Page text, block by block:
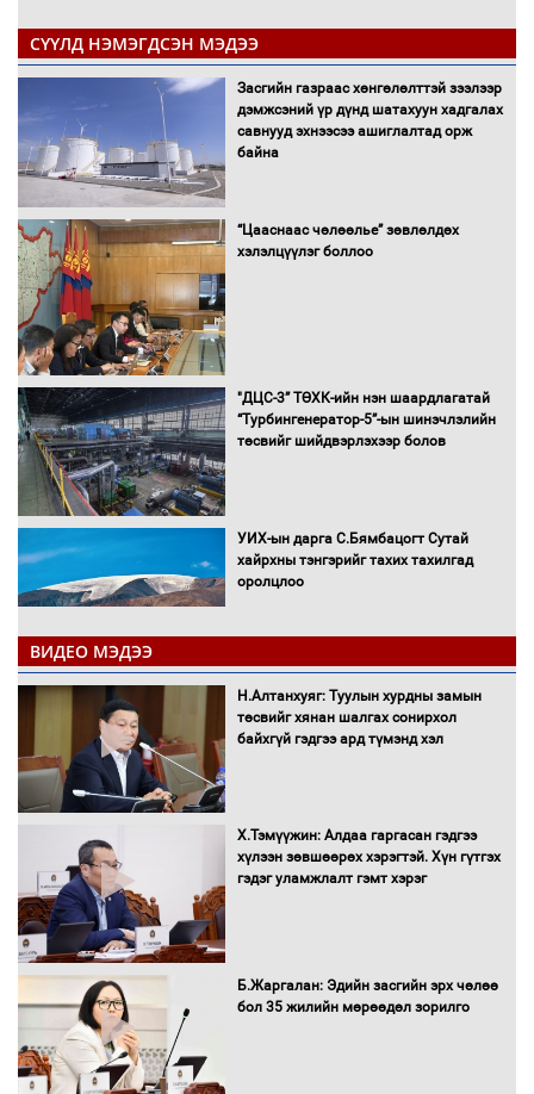
СҮҮЛД НЭМЭГДСЭН МЭДЭЭ
Засгийн газраас хөнгөлөлттэй зээлээр
дэмжсэний үр дүнд шатахуун хадгалах
савнууд эхнээсээ ашиглалтад орж
байна
“Цааснаас чөлөөлье” зөвлөлдөх
хэлэлцүүлэг боллоо
"ДЦС-3” ТӨХК-ийн нэн шаардлагатай
“Турбингенератор-5”-ын шинэчлэлийн
төсвийг шийдвэрлэхээр болов
УИХ-ын дарга С.Бямбацогт Сутай
хайрхны тэнгэрийг тахих тахилгад
оролцлоо
С.Амарсайхан: Иргэдийг хохироосон
ААН-ийн нуугтмал хөрөнгийг
битүүмжлэнэ
Н.Номтойбаяр: Аймгуудад тулгамдаж
буй асуудлуудыг Засгийн газрын
хуралдаанд танилцуулж,
эрэгтэйчүүдийн волейболын тэмцээнд
оролцож байгаа баг тамирчдад
ВИДЕО МЭДЭЭ
Н.Алтанхуяг: Туулын хурдны замын
төсвийг хянан шалгах сонирхол
байхгүй гэдгээ ард түмэнд хэл
Х.Тэмүүжин: Алдаа гаргасан гэдгээ
хүлээн зөвшөөрөх хэрэгтэй. Хүн гүтгэх
гэдэг уламжлалт гэмт хэрэг
Б.Жаргалан: Эдийн засгийн эрх чөлөө
бол 35 жилийн мөрөөдөл зорилго